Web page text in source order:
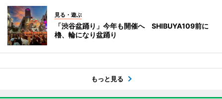
見る・遊ぶ
「渋谷盆踊り」今年も開催へ SHIBUYA109前に
櫓、輪になり盆踊り
もっと見る